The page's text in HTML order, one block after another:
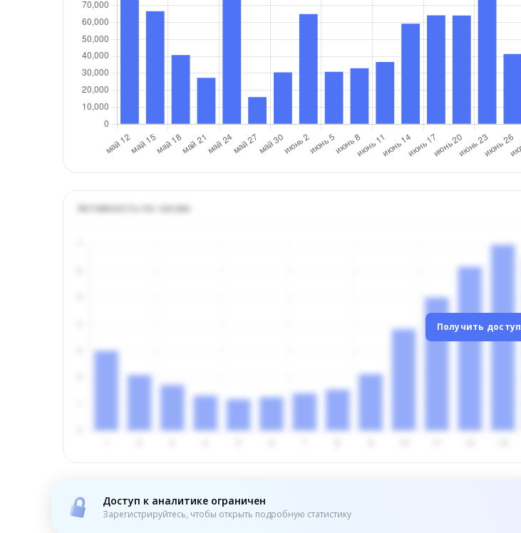
Активность по часам
Получить доступ
Доступ к аналитике ограничен
Зарегистрируйтесь, чтобы открыть подробную статистику